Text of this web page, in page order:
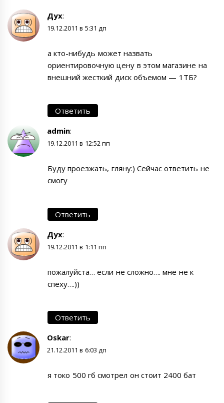
Дух:
19.12.2011 в 5:31 дп
а кто-нибудь может назвать
ориентировочную цену в этом магазине на
внешний жесткий диск объемом — 1ТБ?
Ответить
admin:
19.12.2011 в 12:52 пп
Буду проезжать, гляну:) Сейчас ответить не
смогу
Ответить
Дух:
19.12.2011 в 1:11 пп
пожалуйста… если не сложно…. мне не к
спеху….))
Ответить
Oskar:
21.12.2011 в 6:03 дп
я токо 500 гб смотрел он стоит 2400 бат